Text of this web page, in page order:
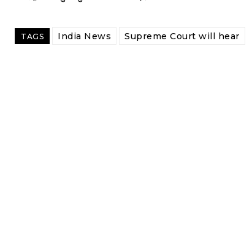
TAGS India News Supreme Court will hear